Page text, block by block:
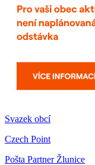
Svazek obcí
Czech Point
Pošta Partner Žlunice